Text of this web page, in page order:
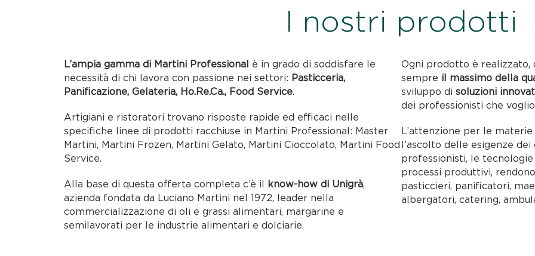
I nostri prodotti
L’ampia gamma di Martini Professional è in grado di soddisfare le
necessità di chi lavora con passione nei settori: Pasticceria,
Panificazione, Gelateria, Ho.Re.Ca., Food Service.
Artigiani e ristoratori trovano risposte rapide ed efficaci nelle
specifiche linee di prodotti racchiuse in Martini Professional: Master
Martini, Martini Frozen, Martini Gelato, Martini Cioccolato, Martini Food
Service.
Alla base di questa offerta completa c’è il know-how di Unigrà,
azienda fondata da Luciano Martini nel 1972, leader nella
commercializzazione di oli e grassi alimentari, margarine e
semilavorati per le industrie alimentari e dolciarie.
Ogni prodotto è realizzato,
sempre il massimo della
sviluppo di soluzioni
dei professionisti che
L’attenzione per le
l’ascolto delle esigenze
professionisti, le
processi produttivi,
pasticcieri, panificatori,
albergatori, catering,